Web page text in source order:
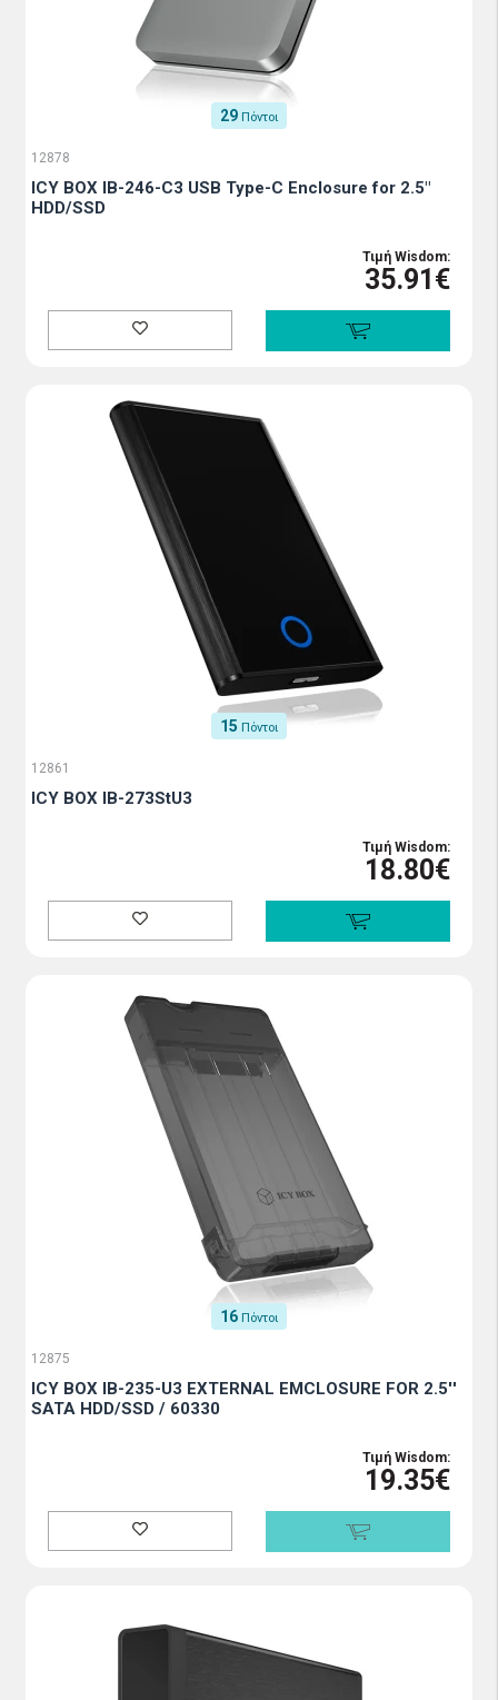
29 Πόντοι
12878
ICY BOX IB-246-C3 USB Type-C Enclosure for 2.5"
HDD/SSD
Τιμή Wisdom:
35.91€
15 Πόντοι
12861
ICY BOX IB-273StU3
Τιμή Wisdom:
18.80€
16 Πόντοι
12875
ICY BOX IB-235-U3 EXTERNAL EMCLOSURE FOR 2.5''
SATA HDD/SSD / 60330
Τιμή Wisdom:
19.35€